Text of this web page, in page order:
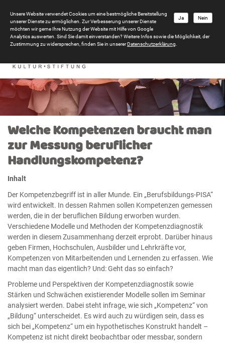
Welche Kompetenzen braucht man
zur Messung beruflicher
Handlungskompetenz?
Inhalt
Der Kompetenzbegriff ist in aller Munde. Ein „Berufsbildungs-PISA“
wird entwickelt. In dessen Rahmen sollen Kompetenzen gemessen
werden, die in der beruflichen Bildung erworben wurden.
Verschiedene Modelle und Methoden der Kompetenzdiagnostik
werden in diesem Zusammenhang derzeit erprobt. Darüber hinaus
geben Firmen, Hochschulen, Ausbilder und Lehrkräfte vor,
Kompetenzen von Mitarbeitenden und Lernenden zu erfassen. Wie
macht man das eigentlich? Und: Geht das so einfach?
Probleme und Perspektiven der Kompetenzdiagnostik sowie
Stärken und Schwächen existierender Modelle sollen im Seminar
analysiert werden. Dabei steht infrage, wie sich „Kompetenz“ von
„Bildung“ unterscheidet. Es wird auch zu würdigen sein, dass es
sich bei „Kompetenz“ um ein hypothetisches Konstrukt handelt –
Kompetenz ist nicht direkt beobachtbar oder messbar, sondern
Nein
Ja
Unsere Website verwendet Cookies um eine bestmögliche Bereitstellung
unserer Dienste zu ermöglichen. Zur Verbesserung unserer Dienste
möchten wir gerne Ihre Nutzung der Website mit Hilfe von Google
Analytics auswerten. Sind Sie damit einverstanden? Weitere Infos sowie die Möglichkeit, der
Zustimmung zu widersprechen, finden Sie in unsererDatenschutzerklärung